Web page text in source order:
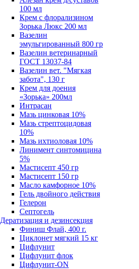
100 мл
Крем с флорализином
Зорька Люкс 200 мл
Вазелин
эмульгированный 800 гр
Вазелин ветеринарный
ГОСТ 13037-84
Вазелин вет. "Мягкая
забота", 130 г
Крем для доения
«Зорька» 200мл
Интрасан
Мазь цинковая 10%
Мазь стрептоцидовая
10%
Мазь ихтиоловая 10%
Линимент синтомицина
5%
Мастисепт 450 гр
Мастисепт 150 гр
Масло камфорное 10%
Гель двойного действия
Гелерон
Септогель
Дератизация и дезинсекция
Финиш Флай, 400 г.
Циклонет мягкий 15 кг
Цифлунит
Цифлунит флок
Цифлунит-ON